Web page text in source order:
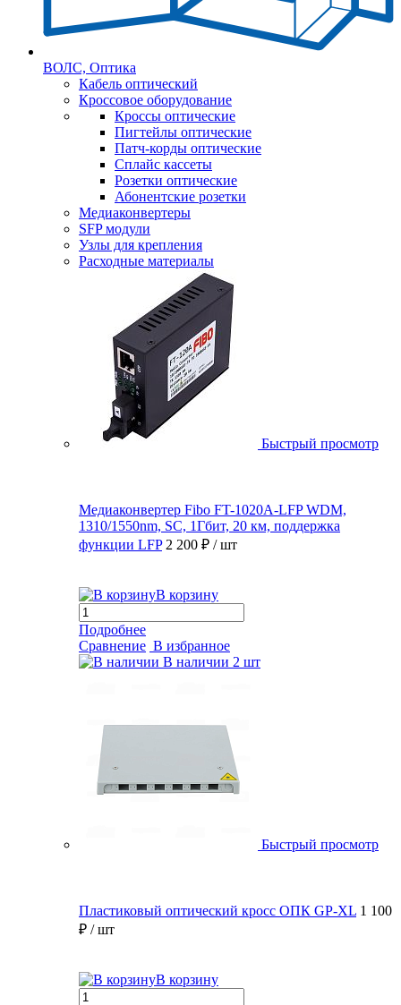
ВОЛС, Оптика
Кабель оптический
Кроссовое оборудование
Кроссы оптические
Пигтейлы оптические
Патч-корды оптические
Сплайс кассеты
Розетки оптические
Абонентские розетки
Медиаконвертеры
SFP модули
Узлы для крепления
Расходные материалы
Быстрый просмотр
Медиаконвертер Fibo FT-1020A-LFP WDM,
1310/1550nm, SC, 1Гбит, 20 км, поддержка
функции LFP 2 200 ₽ / шт
В корзину
Подробнее
Сравнение В избранное
В наличии 2 шт
Быстрый просмотр
Пластиковый оптический кросс ОПК GP-XL 1 100
₽ / шт
В корзину